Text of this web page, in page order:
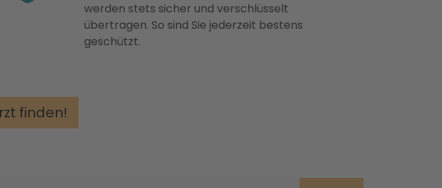
werden stets sicher und verschlüsselt
übertragen. So sind Sie jederzeit bestens
geschützt.
finden!